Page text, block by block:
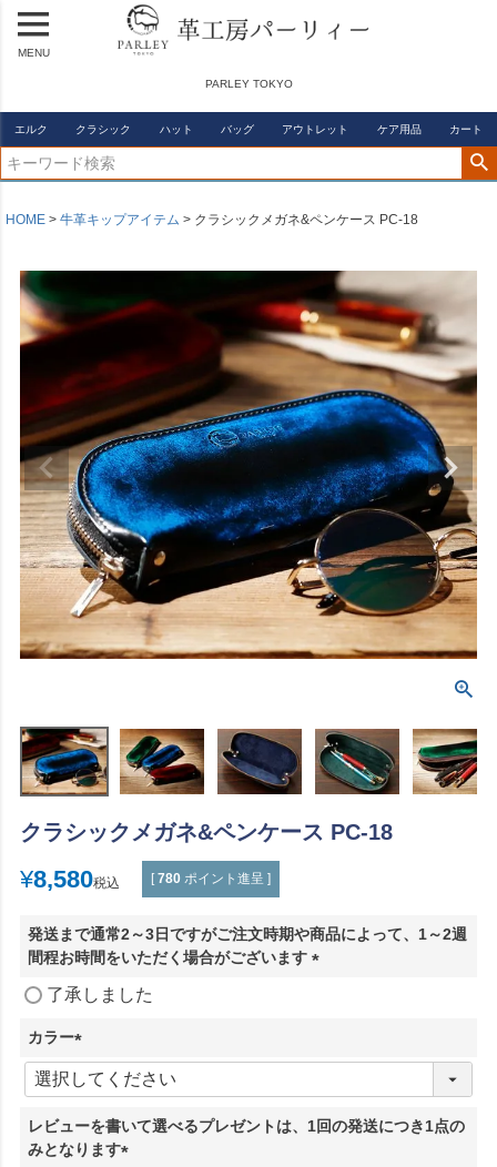
PARLEY TOKYO
MENU
エルク クラシック ハット バッグ アウトレット ケア用品 カート
HOME 牛革キップアイテム クラシックメガネ&ペンケース PC-18
クラシックメガネ&ペンケース PC-18
¥8,580税込 [ 780 ポイント進呈 ]
発送まで通常2～3日ですがご注文時期や商品によって、1～2週
間程お時間をいただく場合がございます
了承しました
カラー
(
必
レビューを書いて選べるプレゼントは、1回の発送につき1点の
みとなります